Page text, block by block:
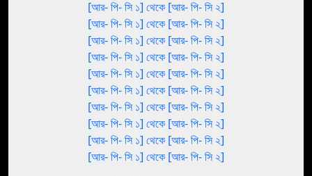
[আর- পি- সি ১] থেকে [আর- পি- সি ২]
[আর- পি- সি ১] থেকে [আর- পি- সি ২]
[আর- পি- সি ১] থেকে [আর- পি- সি ২]
[আর- পি- সি ১] থেকে [আর- পি- সি ২]
[আর- পি- সি ১] থেকে [আর- পি- সি ২]
[আর- পি- সি ১] থেকে [আর- পি- সি ২]
[আর- পি- সি ১] থেকে [আর- পি- সি ২]
[আর- পি- সি ১] থেকে [আর- পি- সি ২]
[আর- পি- সি ১] থেকে [আর- পি- সি ২]
[আর- পি- সি ১] থেকে [আর- পি- সি ২]